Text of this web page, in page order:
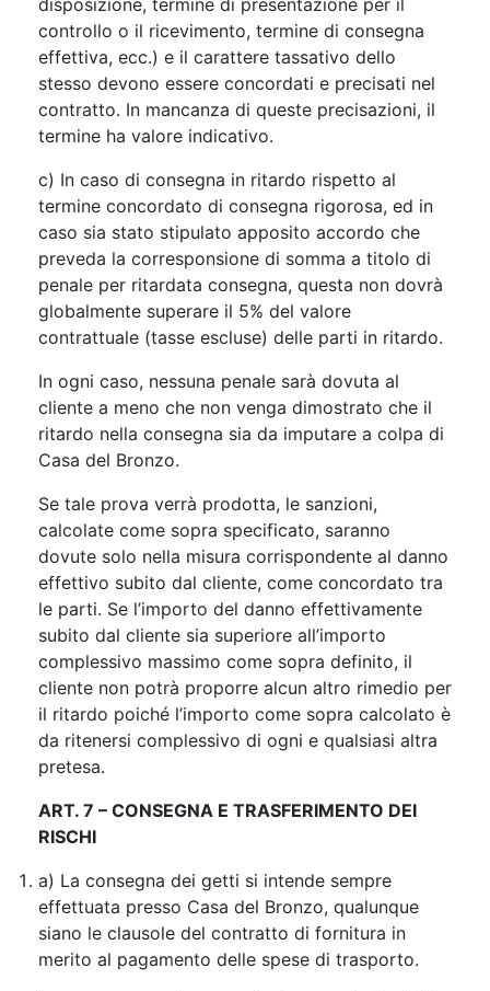
disposizione, termine di presentazione per il
controllo o il ricevimento, termine di consegna
effettiva, ecc.) e il carattere tassativo dello
stesso devono essere concordati e precisati nel
contratto. In mancanza di queste precisazioni, il
termine ha valore indicativo.
c) In caso di consegna in ritardo rispetto al
termine concordato di consegna rigorosa, ed in
caso sia stato stipulato apposito accordo che
preveda la corresponsione di somma a titolo di
penale per ritardata consegna, questa non dovrà
globalmente superare il 5% del valore
contrattuale (tasse escluse) delle parti in ritardo.
In ogni caso, nessuna penale sarà dovuta al
cliente a meno che non venga dimostrato che il
ritardo nella consegna sia da imputare a colpa di
Casa del Bronzo.
Se tale prova verrà prodotta, le sanzioni,
calcolate come sopra specificato, saranno
dovute solo nella misura corrispondente al danno
effettivo subito dal cliente, come concordato tra
le parti. Se l’importo del danno effettivamente
subito dal cliente sia superiore all’importo
complessivo massimo come sopra definito, il
cliente non potrà proporre alcun altro rimedio per
il ritardo poiché l’importo come sopra calcolato è
da ritenersi complessivo di ogni e qualsiasi altra
pretesa.
ART. 7 – CONSEGNA E TRASFERIMENTO DEI
RISCHI
a) La consegna dei getti si intende sempre
effettuata presso Casa del Bronzo, qualunque
siano le clausole del contratto di fornitura in
merito al pagamento delle spese di trasporto.